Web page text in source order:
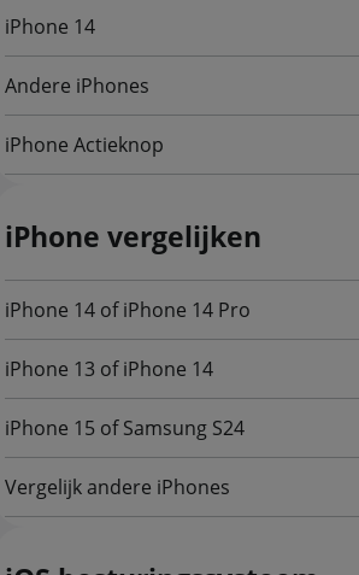
iPhone 14
Andere iPhones
iPhone Actieknop
iPhone vergelijken
iPhone 14 of iPhone 14 Pro
iPhone 13 of iPhone 14
iPhone 15 of Samsung S24
Vergelijk andere iPhones